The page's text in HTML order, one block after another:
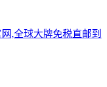
,全球大牌免税直邮到